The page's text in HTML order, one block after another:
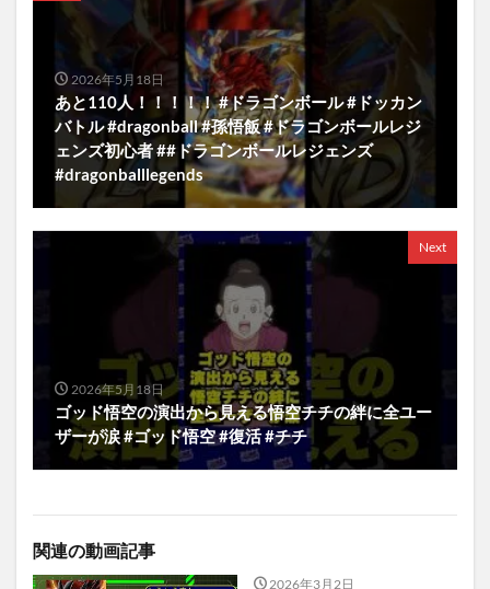
2026年5月18日
あと110人！！！！！ #ドラゴンボール #ドッカン
バトル #dragonball #孫悟飯 #ドラゴンボールレジ
ェンズ初心者 ##ドラゴンボールレジェンズ
#dragonballlegends
Next
2026年5月18日
ゴッド悟空の演出から見える悟空チチの絆に全ユー
ザーが涙 #ゴッド悟空 #復活 #チチ
関連の動画記事
2026年3月2日